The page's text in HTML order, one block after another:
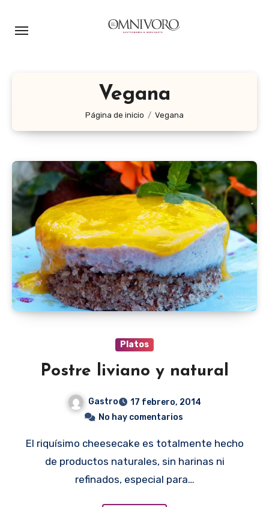
Vegana
Página de inicio Vegana
Platos
Postre liviano y natural
Gastro
17 febrero, 2014
No hay comentarios
El riquísimo cheesecake es totalmente hecho
de productos naturales, sin harinas ni
refinados, especial para…